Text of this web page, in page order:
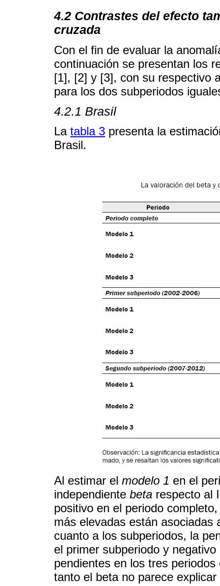
4.2 Contrastes del efecto
cruzada
Con el fin de evaluar la
continuación se presentan los
[1], [2] y [3], con su respectivo
para los dos subperiodos
4.2.1 Brasil
La tabla 3 presenta la
Brasil.
Al estimar el modelo 1 en el
independiente beta respecto al
positivo en el periodo
más elevadas están asociadas
cuanto a los subperiodos, la
el primer subperiodo y
pendientes en los tres
tanto el beta no parece